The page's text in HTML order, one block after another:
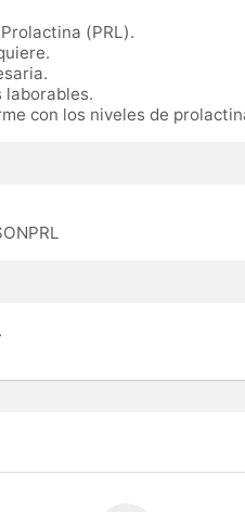
(PRL).
laborables.
con los niveles de